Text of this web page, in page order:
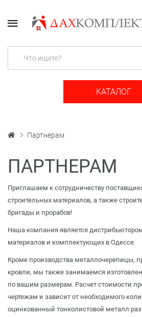
КАТАЛОГ
Партнерам
ПАРТНЕРАМ
Приглашаем к сотрудничеству
строительных материалов, а также
бригады и прорабов!
Наша компания является
материалов и комплектующих в Одессе.
Кроме производства металлочерепицы,
кровли, мы также занимаемся
по вашим размерам. Расчет стоимости
чертежам и зависит от необходимого
оцинкованный тонколистовой металл